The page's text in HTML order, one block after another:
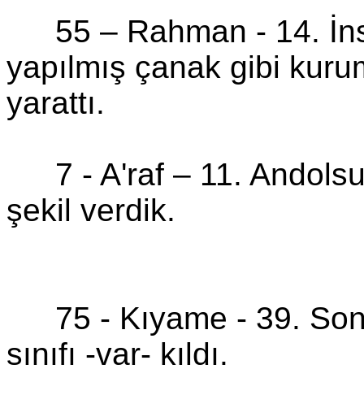
55 – Rahman - 14.
yapılmış çanak gibi
yarattı.
7 - A'raf – 11.
şekil verdik.
75 - Kıyame - 39.
sınıfı -var- kıldı.